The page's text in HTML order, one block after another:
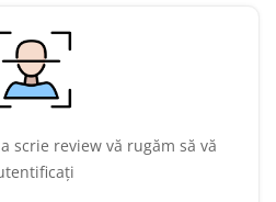
scrie review vă rugăm să vă